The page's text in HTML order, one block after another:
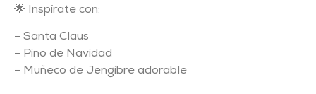
🌟 Inspírate con:
– Santa Claus
– Pino de Navidad
– Muñeco de Jengibre adorable